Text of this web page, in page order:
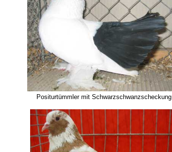
Positurtümmler mit Schwarzschwanzscheckung